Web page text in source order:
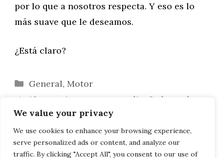
We value your privacy
We use cookies to enhance your browsing experience,
serve personalized ads or content, and analyze our
traffic. By clicking "Accept All", you consent to our use of
por lo que a nosotros respecta. Y eso es lo
más suave que le deseamos.
¿Está claro?
Categorías
General, Motor
10 consejos para ser un diseñador web
de éxito
¡¡¡BREAK!!! Este es el nuevo Mercedes
Clase E